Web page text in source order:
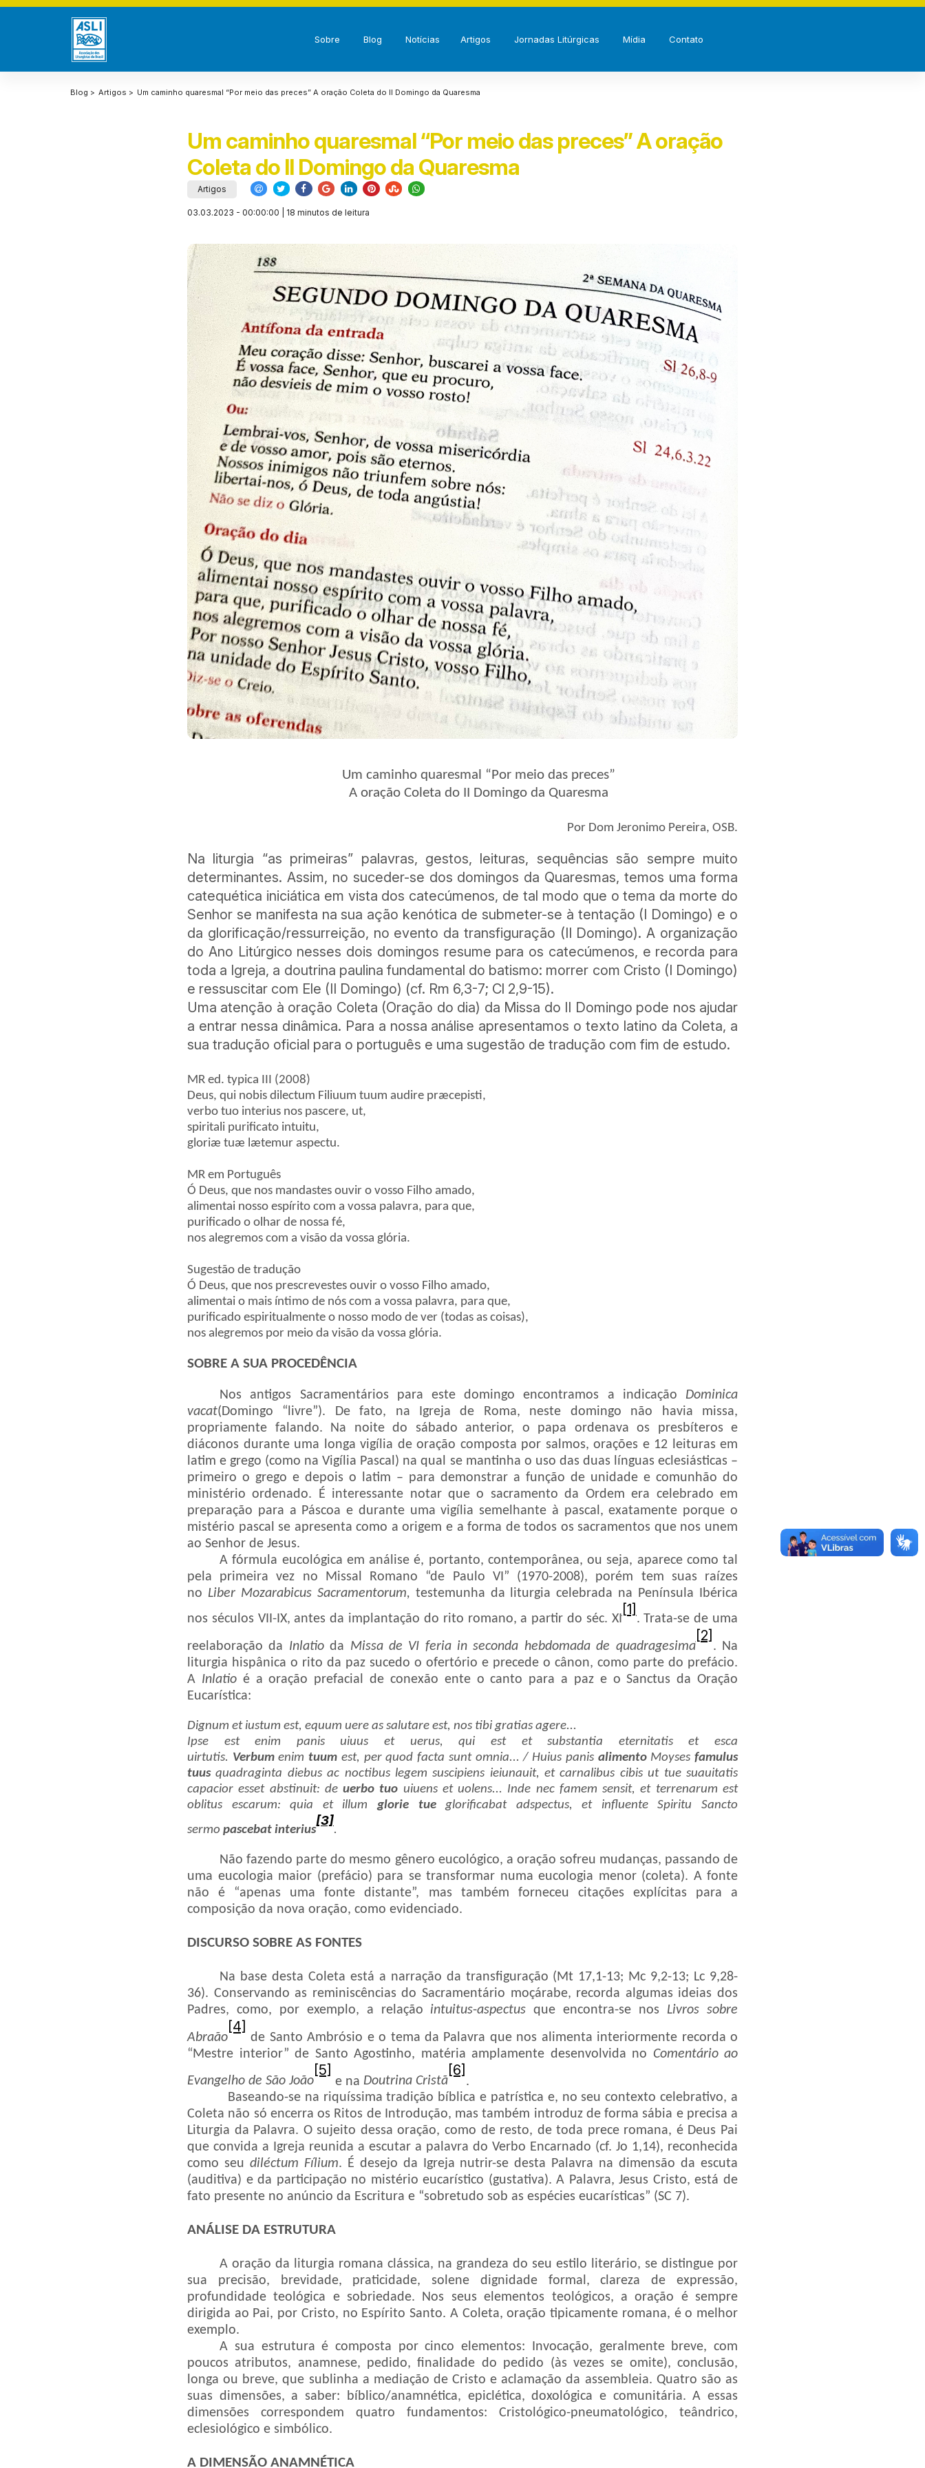
Sobre Blog Notícias Artigos Jornadas Litúrgicas Mídia Contato
Blog > Artigos > Um caminho quaresmal “Por meio das preces” A oração Coleta do II Domingo da Quaresma
Um caminho quaresmal “Por meio das preces” A oração
Coleta do II Domingo da Quaresma
Artigos
03.03.2023 - 00:00:00 | 18 minutos de leitura
Um caminho quaresmal “Por meio das preces”
A oração Coleta do II Domingo da Quaresma
Por Dom Jeronimo Pereira, OSB.
Na liturgia “as primeiras” palavras, gestos, leituras, sequências são sempre muito
determinantes. Assim, no suceder-se dos domingos da Quaresmas, temos uma forma
catequética iniciática em vista dos catecúmenos, de tal modo que o tema da morte do
Senhor se manifesta na sua ação kenótica de submeter-se à tentação (I Domingo) e o
da glorificação/ressurreição, no evento da transfiguração (II Domingo). A organização
do Ano Litúrgico nesses dois domingos resume para os catecúmenos, e recorda para
toda a Igreja, a doutrina paulina fundamental do batismo: morrer com Cristo (I Domingo)
e ressuscitar com Ele (II Domingo) (cf. Rm 6,3-7; Cl 2,9-15).
Uma atenção à oração Coleta (Oração do dia) da Missa do II Domingo pode nos ajudar
a entrar nessa dinâmica. Para a nossa análise apresentamos o texto latino da Coleta, a
sua tradução oficial para o português e uma sugestão de tradução com fim de estudo.
MR ed. typica III (2008)
Deus, qui nobis dilectum Filiuum tuum audire præcepisti,
verbo tuo interius nos pascere, ut,
spiritali purificato intuitu,
gloriæ tuæ lætemur aspectu.
MR em Português
Ó Deus, que nos mandastes ouvir o vosso Filho amado,
alimentai nosso espírito com a vossa palavra, para que,
purificado o olhar de nossa fé,
nos alegremos com a visão da vossa glória.
Sugestão de tradução
Ó Deus, que nos prescrevestes ouvir o vosso Filho amado,
alimentai o mais íntimo de nós com a vossa palavra, para que,
purificado espiritualmente o nosso modo de ver (todas as coisas),
nos alegremos por meio da visão da vossa glória.
SOBRE A SUA PROCEDÊNCIA
Nos antigos Sacramentários para este domingo encontramos a indicação Dominica
vacat(Domingo “livre”). De fato, na Igreja de Roma, neste domingo não havia missa,
propriamente falando. Na noite do sábado anterior, o papa ordenava os presbíteros e
diáconos durante uma longa vigília de oração composta por salmos, orações e 12 leituras em
latim e grego (como na Vigília Pascal) na qual se mantinha o uso das duas línguas eclesiásticas –
primeiro o grego e depois o latim – para demonstrar a função de unidade e comunhão do
ministério ordenado. É interessante notar que o sacramento da Ordem era celebrado em
preparação para a Páscoa e durante uma vigília semelhante à pascal, exatamente porque o
mistério pascal se apresenta como a origem e a forma de todos os sacramentos que nos unem
ao Senhor de Jesus.
A fórmula eucológica em análise é, portanto, contemporânea, ou seja, aparece como tal
pela primeira vez no Missal Romano “de Paulo VI” (1970-2008), porém tem suas raízes
no Liber Mozarabicus Sacramentorum, testemunha da liturgia celebrada na Península Ibérica
nos séculos VII-IX, antes da implantação do rito romano, a partir do séc. XI
[1]
. Trata-se de uma
reelaboração da Inlatioda Missa de VI feria in seconda hebdomada de quadragesima
[2]
. Na
liturgia hispânica o rito da paz sucedo o ofertório e precede o cânon, como parte do prefácio.
A Inlatioé a oração prefacial de conexão ente o canto para a paz e o Sanctus da Oração
Eucarística:
Dignum et iustum est, equum uere as salutare est, nos tibi gratias agere...
Ipse est enim panis uiuus et uerus, qui est et substantia eternitatis et esca
uirtutis. Verbumenimtuum est, per quod facta sunt omnia... / Huius panis alimentoMoysesfamulus
tuusquadraginta diebus ac noctibus legem suscipiens ieiunauit, et carnalibus cibis ut tue suauitatis
capacior esset abstinuit: deuerbo tuo uiuens et uolens... Inde nec famem sensit, et terrenarum est
oblitus escarum: quia et illumglorie tueglorificabat adspectus, et influente Spiritu Sancto
sermo pascebat interius
[3]
.
Não fazendo parte do mesmo gênero eucológico, a oração sofreu mudanças, passando de
uma eucologia maior (prefácio) para se transformar numa eucologia menor (coleta). A fonte
não é “apenas uma fonte distante”, mas também forneceu citações explícitas para a
composição da nova oração, como evidenciado.
DISCURSO SOBRE AS FONTES
Na base desta Coleta está a narração da transfiguração (Mt 17,1-13; Mc 9,2-13; Lc 9,28-
36). Conservando as reminiscências do Sacramentário moçárabe, recorda algumas ideias dos
Padres, como, por exemplo, a relação intuitus-aspectus que encontra-se nos Livros sobre
Abraão
[4]
de Santo Ambrósio e o tema da Palavra que nos alimenta interiormente recorda o
“Mestre interior” de Santo Agostinho, matéria amplamente desenvolvida no Comentário ao
Evangelho de São João
[5]
e na Doutrina Cristã
[6]
.
Baseando-se na riquíssima tradição bíblica e patrística e, no seu contexto celebrativo, a
Coleta não só encerra os Ritos de Introdução, mas também introduz de forma sábia e precisa a
Liturgia da Palavra. O sujeito dessa oração, como de resto, de toda prece romana, é Deus Pai
que convida a Igreja reunida a escutar a palavra do Verbo Encarnado (cf. Jo 1,14), reconhecida
como seu diléctum Fílium. É desejo da Igreja nutrir-se desta Palavra na dimensão da escuta
(auditiva) e da participação no mistério eucarístico (gustativa). A Palavra, Jesus Cristo, está de
fato presente no anúncio da Escritura e “sobretudo sob as espécies eucarísticas” (SC 7).
ANÁLISE DA ESTRUTURA
A oração da liturgia romana clássica, na grandeza do seu estilo literário, se distingue por
sua precisão, brevidade, praticidade, solene dignidade formal, clareza de expressão,
profundidade teológica e sobriedade. Nos seus elementos teológicos, a oração é sempre
dirigida ao Pai, por Cristo, no Espírito Santo. A Coleta, oração tipicamente romana, é o melhor
exemplo.
A sua estrutura é composta por cinco elementos: Invocação, geralmente breve, com
poucos atributos, anamnese, pedido, finalidade do pedido (às vezes se omite), conclusão,
longa ou breve, que sublinha a mediação de Cristo e aclamação da assembleia. Quatro são as
suas dimensões, a saber: bíblico/anamnética, epiclética, doxológica e comunitária. A essas
dimensões correspondem quatro fundamentos: Cristológico-pneumatológico, teândrico,
eclesiológico e simbólico.
A DIMENSÃO ANAMNÉTICA